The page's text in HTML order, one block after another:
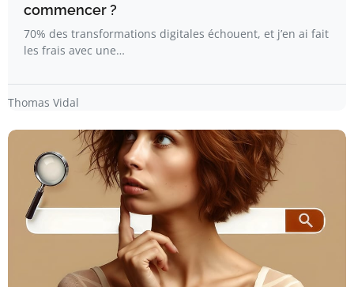
commencer ?
70% des transformations digitales échouent, et j’en ai fait
les frais avec une…
Thomas Vidal